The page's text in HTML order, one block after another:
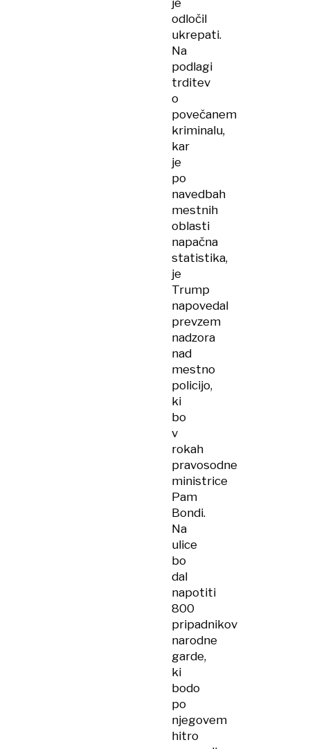
je
odločil
ukrepati.
Na
podlagi
trditev
o
povečanem
kriminalu,
kar
je
po
navedbah
mestnih
oblasti
napačna
statistika,
je
Trump
napovedal
prevzem
nadzora
nad
mestno
policijo,
ki
bo
v
rokah
pravosodne
ministrice
Pam
Bondi.
Na
ulice
bo
dal
napotiti
800
pripadnikov
narodne
garde,
ki
bodo
po
njegovem
hitro